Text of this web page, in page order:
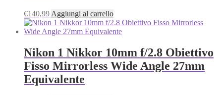
€140,99 Aggiungi al carrello
Nikon 1 Nikkor 10mm f/2.8 Obiettivo
Fisso Mirrorless Wide Angle 27mm
Equivalente